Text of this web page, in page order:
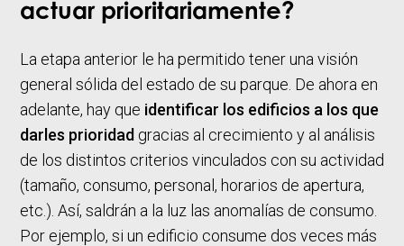
actuar prioritariamente?
La etapa anterior le ha permitido tener una visión
general sólida del estado de su parque. De ahora en
adelante, hay que identificar los edificios a los que
darles prioridad gracias al crecimiento y al análisis
de los distintos criterios vinculados con su actividad
(tamaño, consumo, personal, horarios de apertura,
etc.). Así, saldrán a la luz las anomalías de consumo.
Por ejemplo, si un edificio consume dos veces más